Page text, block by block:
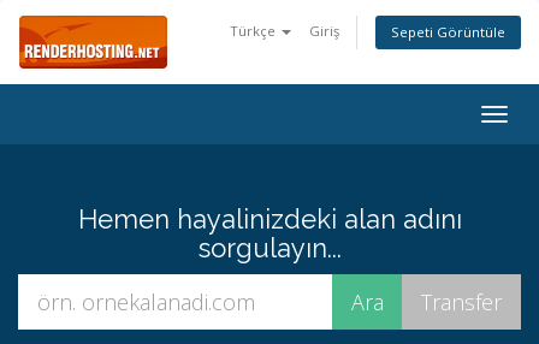
Türkçe Giriş Sepeti Görüntüle
Hemen hayalinizdeki alan adını
sorgulayın...